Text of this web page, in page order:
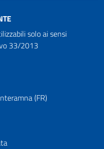
solo ai sensi
33/2013
(FR)